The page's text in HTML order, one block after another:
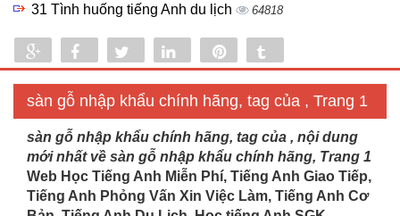
31 Tình huống tiếng Anh du lịch 64818
Share Share Tweet Share
sàn gỗ nhập khẩu chính hãng, tag của , Trang 1
sàn gỗ nhập khẩu chính hãng, tag của , nội dung
mới nhất về sàn gỗ nhập khẩu chính hãng, Trang 1
Web Học Tiếng Anh Miễn Phí, Tiếng Anh Giao Tiếp,
Tiếng Anh Phỏng Vấn Xin Việc Làm, Tiếng Anh Cơ